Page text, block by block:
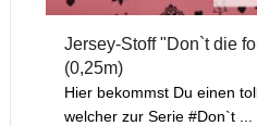
Jersey-Stoff "Don`t die
(0,25m)
Hier bekommst Du einen
welcher zur Serie #Don`t ...